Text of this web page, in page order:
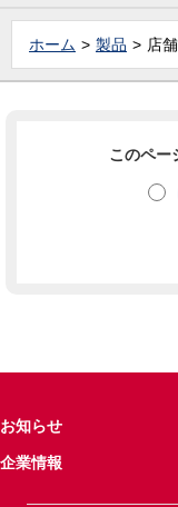
ホーム 製品 店
このペー
お知らせ
企業情報